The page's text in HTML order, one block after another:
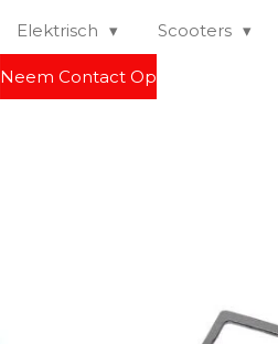
Elektrisch Scooters
Neem Contact Op